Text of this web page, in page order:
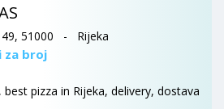
49, 51000 - Rijeka
za broj
pizza in Rijeka, delivery, dostava